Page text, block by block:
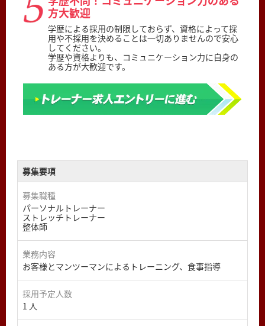
方大歓迎
学歴による採用の制限しておらず、資格によって採
用や不採用を決めることは一切ありませんので安心
してください。
学歴や資格よりも、コミュニケーション力に自身の
ある方が大歓迎です。
募集要項
募集職種
パーソナルトレーナー
ストレッチトレーナー
整体師
業務内容
お客様とマンツーマンによるトレーニング、食事指導
採用予定人数
1 人